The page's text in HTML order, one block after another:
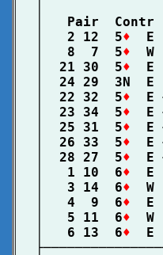
│   Pair
│   2 12  5♦
E
│   8  7  5♦
W
│  21 30  5♦
E
│  24 29  3N  E
│  22 32  5♦
E
│  23 34  5♦
E
│  25 31  5♦
E
│  26 33  5♦
E
│  28 27  5♦
E
│   1 10  6♦
E
│   3 14  6♦
W
│   4  9  6♦
E
│   5 11  6♦
W
│   6 13  6♦
E